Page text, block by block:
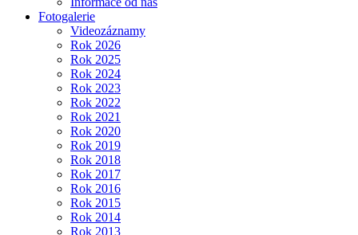
Fotogalerie
Videozáznamy
Rok 2026
Rok 2025
Rok 2024
Rok 2023
Rok 2022
Rok 2021
Rok 2020
Rok 2019
Rok 2018
Rok 2017
Rok 2016
Rok 2015
Rok 2014
Rok 2013